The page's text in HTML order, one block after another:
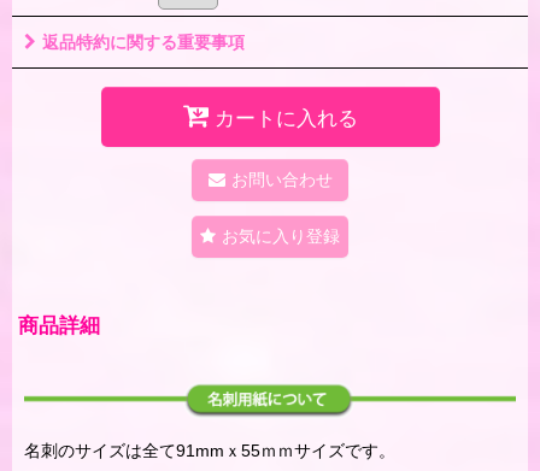
返品特約に関する重要事項
カートに入れる
お問い合わせ
お気に入り登録
商品詳細
名刺のサイズは全て91mmｘ55ｍｍサイズです。